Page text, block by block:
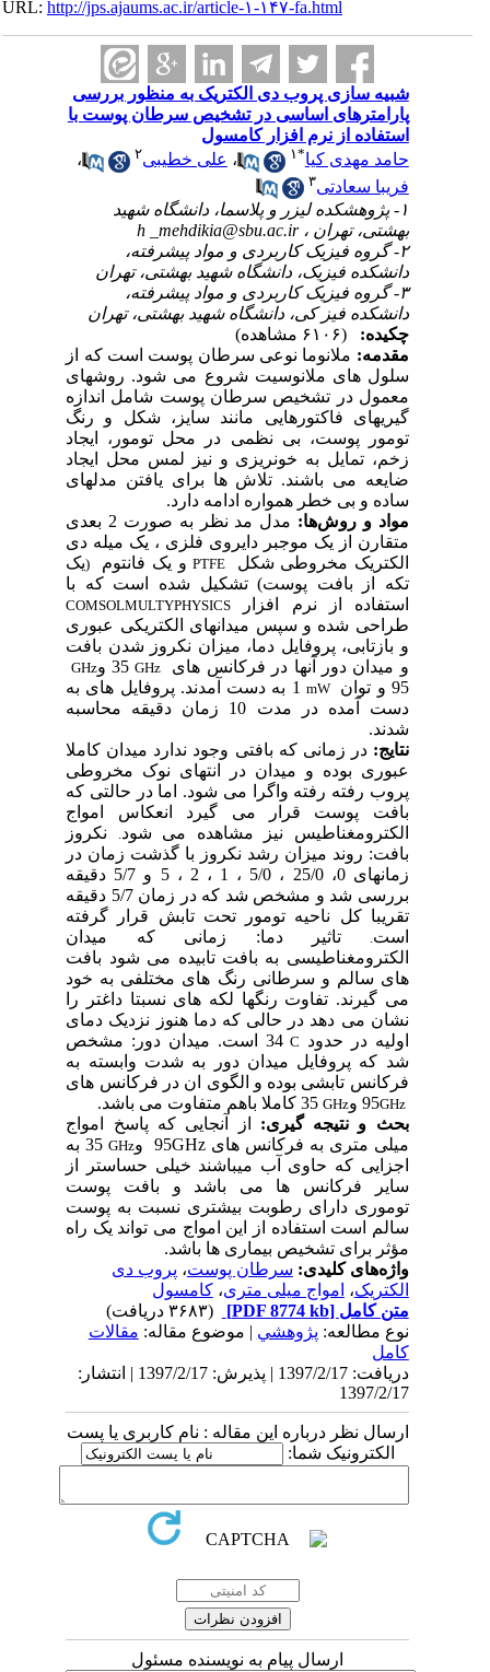
URL:http://jps.ajaums.ac.ir/article-۱-۱۴۷-fa.html
شبیه سازی پروب دی الکتریک به منظور بررسی
پارامترهای اساسی در تشخیص سرطان پوست با
استفاده از نرم افزار کامسول
حامد مهدی کیا* ۱ ،علی خطیبی
،
فریبا سعادتی
۱- پژوهشکده لیزر و پلاسما، دانشگاه شهید
بهشتی، تهران ، h _mehdikia@sbu.ac.ir
۲- گروه فیزیک کاربردی و مواد پیشرفته،
دانشکده فیزیک، دانشگاه شهید بهشتی، تهران
۳- گروه فیزیک کاربردی و مواد پیشرفته،
دانشکده فیز کی، دانشگاه شهید بهشتی، تهران
چکیده:
مقدمه:ملانوما نوعی سرطان پوست است که از
سلول های ملانوسیت شروع می شود. روشهای
معمول در تشخیص س رطان پوست شامل اندازه
گیریهای فاکتورهایی مانند سایز، شکل و رنگ
تومور پوست، بی نظمی در محل تومور، ایجاد
زخم، تمایل به خونریزی و نیز لمس محل ایجاد
ضایعه می باشند. تلاش ها برای یافتن مدلهای
ساده و بی خطر همواره ادامه دارد.
مواد و روش‌ها:
مدل مد نظر به صورت 2 بعدی
متقارن از یک موجبر دایروی فلزی ، یک میله دی
الکتریکمخروطی شکل PTFE و یک فانتوم)
یک
تکه از بافت پوست) تشکیل شده است که با
استفاده از نرم افزار
COMSOLMULTYPHYSICS
طراحی شده و سپس میدانهای الکتریکی عبوری
و بازتابی، پروفایل دما، میزان نکروز شدن بافت
و میدان دور آنها در فرکانس هایGHz35 و GHz
95 و توان mW
1 به دست آمدند. پروفایل های به
دست آمده در مدت 10 زمان دقیقه محاسبه
شدند.
نتایج:در زمانی که بافتی وجود ندارد میدان کاملا
عبوری بوده و میدان در انتهای نوک مخروطی
پروب رفته رفته واگرا می شود. اما در حالتی که
بافت پوست قرار می گیرد انعکاس امواج
الکترومغناطیس نیز مشاهده می شود.
نکروز
بافت: روند میزان رشد نکروز با گذشت زمان در
زمانهای 0، 25/0 ، 5/0 ، 1 ، 2 ، 5 و 5/7 دقیقه
بررسی شد و مشخص شد که در زمان 5/7 دقیقه
تقریبا کل ناحیه تومور تحت تابش قرار گرفته
است.
تاثیر دما: زمانی که میدان
الکترومغناطیسی به بافت تابیده می شود بافت
های سالم و سرطانی رنگ های مختلفی به خود
می گیرند. تفاوت رنگها لکه های نسبتا داغتر را
نشان می دهد در حالی که دما هنوز نزدیک دمای
اولیه در حدودC 34 است.
میدان دور: مشخص
شد که پروفایل میدان دور به شدت وابسته به
فرکانس تابشی بوده و الگوی ان در فرکانس های
GHz95 و GHz35 کاملا باهم متفاوت می باشد.
بحث و نتیجه گیری:از آنجایی که پاسخ امواج
میلی متری به فرکانس های 95GHz و GHz
35 به
اجزایی که حاوی آب می­باشند خیلی حساستر از
سایر فرکانس ها می باشد و بافت پوست
توموری دارای رطوبت بیشتری نسبت به پوست
سالم است استفاده از این امواج می تواند یک راه
مؤثر برای تشخیص بیماری ها باشد.
واژه‌های کلیدی:سرطان پوست،پروب دی
الکتریک،امواج میلی متری،کامسول
متن کامل[PDF 8774 kb]
نوع مطالعه:پژوهشي| موضوع مقاله:مقالات
کامل
دریافت: 1397/2/17 | پذیرش: 1397/2/17 | انتشار:
1397/2/17
ارسال نظر درباره این مقاله : نام کاربری یا پست
الکترونیک شما:
ارسال پیام به نویسنده مسئول